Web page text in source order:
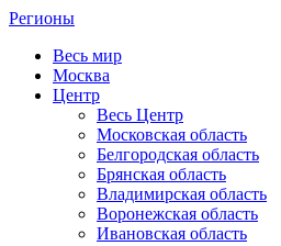
Регионы
Весь мир
Москва
Центр
Весь Центр
Московская область
Белгородская область
Брянская область
Владимирская область
Воронежская область
Ивановская область